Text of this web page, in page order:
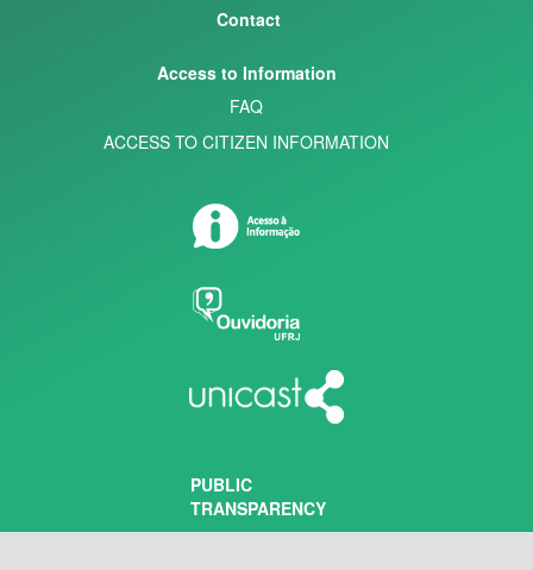
Contact
Access to Information
FAQ
ACCESS TO CITIZEN INFORMATION
PUBLIC
TRANSPARENCY